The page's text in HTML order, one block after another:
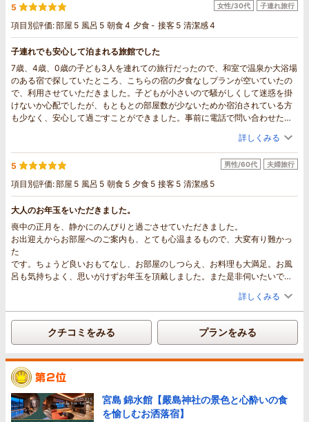
5
項目別評価:部屋 5 風呂 5 朝食4 夕食- 接客 5 清潔感4
女性/30代 子連れ旅行
子連れでも安心して泊まれる旅館でした
7歳、4歳、0歳の子ども3人を連れての旅行だったので、和室で温泉か大浴場
のある宿で探していたところ、こちらの宿の夕食なしプランが空いていたの
で、利用させていただきました。子どもが小さいので騒がしくして迷惑を掛
けないか心配でしたが、もともとの部屋数が少ないためか宿泊されている方
も少なく、安心して過ごすことができました。事前に電話で問い合わせた際
くださいました。部屋はとても広く、家族5人で泊まるには広すぎるくらいで
した！部屋が2階だったので階段が心配でしたが、特に困ることはなかったで
す。中庭がとても綺麗な旅館でした。温泉はこじんまりとしていて、のんび
りと入ることができました。また、旅館から歩いてすぐの外湯の入浴券をい
ただけたのもありがたかったです。朝食は和食中心だったこともあり、子ど
も達はあまり箸がすすんでいないようでしたが、大人は大満足でした。日本
の朝ご飯というかんじで良かったです。食事処に、赤ちゃんの為に食卓椅子
やベビーベッドまで用意していてくださり、大変ありがたかったです。宮島
口までも車で15分かからないくらいで着き、とても便利でした。また機会が
あれば是非利用させていただきたいです。
子連れでものんびりとくつろぐことができて良かったです。ありがとうござ
いました。
詳しくみる
5
項目別評価:部屋 5 風呂 5 朝食 5 夕食 5 接客 5 清潔感 5
男性/60代 夫婦旅行
大人のお年玉をいただきました。
喪中の正月を、静かにのんびりと過ごさせていただきました。
お出迎えからお部屋へのご案内も、とても心温まるもので、大変有り難かっ
た
です。ちょうど良いおもてなし、お部屋のしつらえ、お料理も大満足。お風
呂も気持ちよく、思いがけずお年玉を頂戴しました。また是非伺いたいで
詳しくみる
クチコミをみる プランをみる
宮島 錦水館【嚴島神社の景色と心酔いの食
を愉しむお洒落宿】